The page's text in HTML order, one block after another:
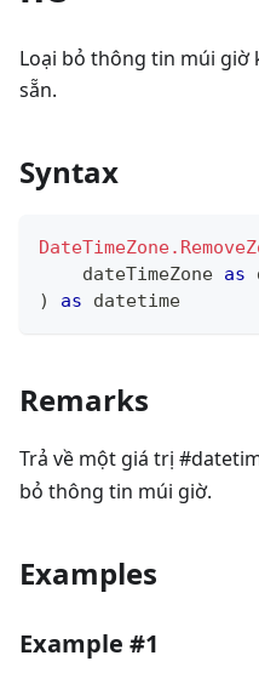
Loại bỏ thông tin múi giờ
sẵn.
Syntax
    dateTimeZone
as
)
as datetime
Remarks
Trả về một giá trị
bỏ thông tin múi giờ.
Examples
Example #1